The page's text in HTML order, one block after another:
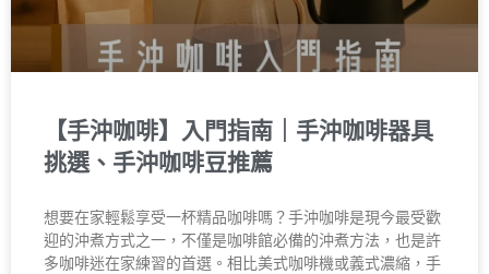
【手沖咖啡】入門指南｜手沖咖啡器具
挑選、手沖咖啡豆推薦
想要在家輕鬆享受一杯精品咖啡嗎？手沖咖啡是現今最受歡
迎的沖煮方式之一，不僅是咖啡館必備的沖煮方法，也是許
多咖啡迷在家練習的首選。相比美式咖啡機或義式濃縮，手